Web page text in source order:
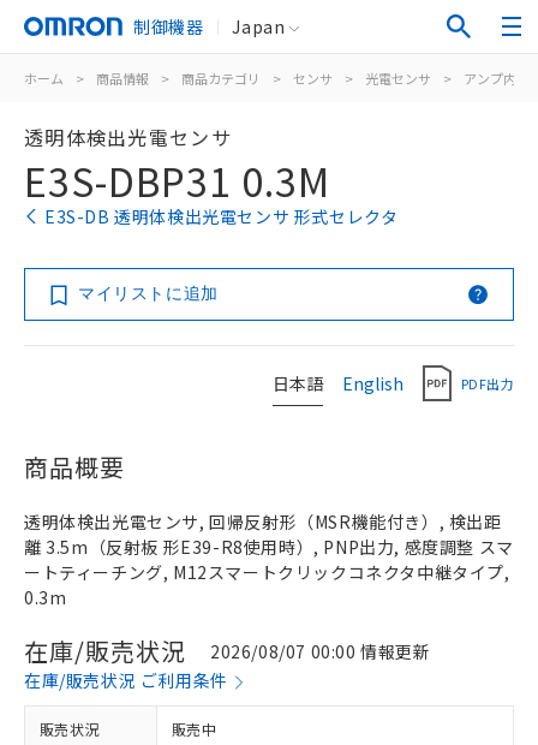
制御機器 Japan
ホーム > 商品情報 > 商品カテゴリ > センサ > 光電センサ > アンプ内蔵
透明体検出光電センサ
E3S-DBP31 0.3M
E3S-DB 透明体検出光電センサ 形式セレクタ
マイリストに追加
日本語 English PDF出力
商品概要
透明体検出光電センサ, 回帰反射形（MSR機能付き）, 検出距
離 3.5m（反射板 形E39-R8使用時）, PNP出力, 感度調整 スマ
ートティーチング, M12スマートクリックコネクタ中継タイプ,
0.3m
在庫/販売状況
2026/08/07 00:00 情報更新
在庫/販売状況 ご利用条件
販売状況 販売中